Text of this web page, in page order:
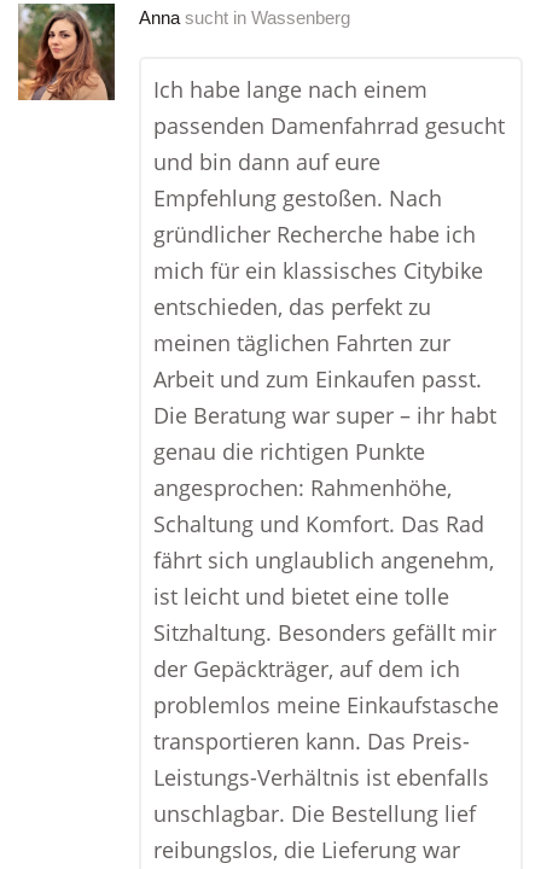
Anna sucht in Wassenberg
Ich habe lange nach einem
passenden Damenfahrrad gesucht
und bin dann auf eure
Empfehlung gestoßen. Nach
gründlicher Recherche habe ich
mich für ein klassisches Citybike
entschieden, das perfekt zu
meinen täglichen Fahrten zur
Arbeit und zum Einkaufen passt.
Die Beratung war super – ihr habt
genau die richtigen Punkte
angesprochen: Rahmenhöhe,
Schaltung und Komfort. Das Rad
fährt sich unglaublich angenehm,
ist leicht und bietet eine tolle
Sitzhaltung. Besonders gefällt mir
der Gepäckträger, auf dem ich
problemlos meine Einkaufstasche
transportieren kann. Das Preis-
Leistungs-Verhältnis ist ebenfalls
unschlagbar. Die Bestellung lief
reibungslos, die Lieferung war